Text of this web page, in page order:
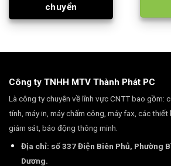
chuyển
Công ty TNHH MTV Thành Phát PC
Là công ty chuyên về lĩnh vực CNTT bao gồm:
tính, máy in, máy chấm công, máy fax, các
giám sát, báo động thông minh.
Địa chỉ: số 337 Điện Biên Phủ, Phường
Dương.